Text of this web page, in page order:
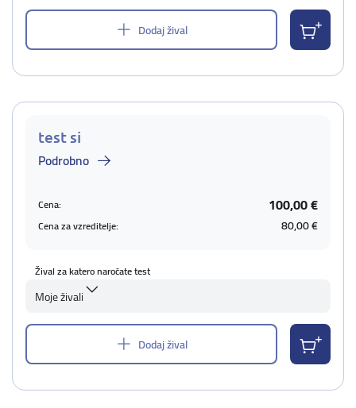
Dodaj žival
test si
Podrobno
Cena: 100,00 €
Cena za vzreditelje: 80,00 €
Žival za katero naročate test
Moje živali
Dodaj žival